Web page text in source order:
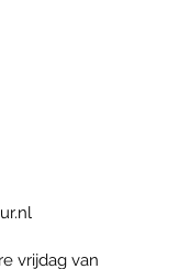
vrijdag van